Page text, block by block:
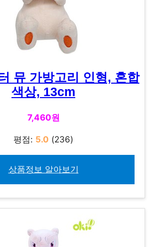
뮤 가방고리 인형, 혼합
색상, 13cm
7,460원
평점: 5.0 (236)
상품정보 알아보기